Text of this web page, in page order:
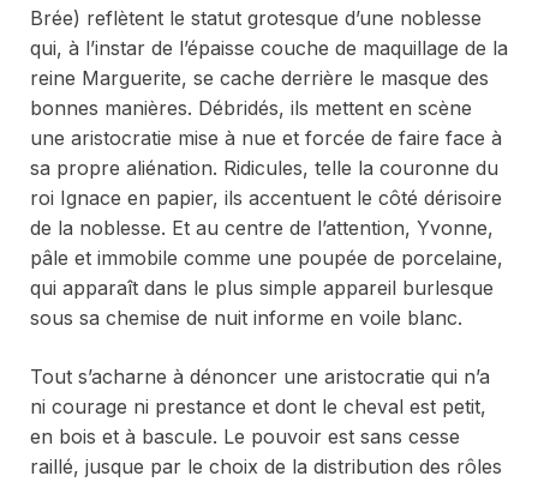
Brée) reflètent le statut grotesque d’une noblesse
qui, à l’instar de l’épaisse couche de maquillage de la
reine Marguerite, se cache derrière le masque des
bonnes manières. Débridés, ils mettent en scène
une aristocratie mise à nue et forcée de faire face à
sa propre aliénation. Ridicules, telle la couronne du
roi Ignace en papier, ils accentuent le côté dérisoire
de la noblesse. Et au centre de l’attention, Yvonne,
pâle et immobile comme une poupée de porcelaine,
qui apparaît dans le plus simple appareil burlesque
sous sa chemise de nuit informe en voile blanc.
Tout s’acharne à dénoncer une aristocratie qui n’a
ni courage ni prestance et dont le cheval est petit,
en bois et à bascule. Le pouvoir est sans cesse
raillé, jusque par le choix de la distribution des rôles